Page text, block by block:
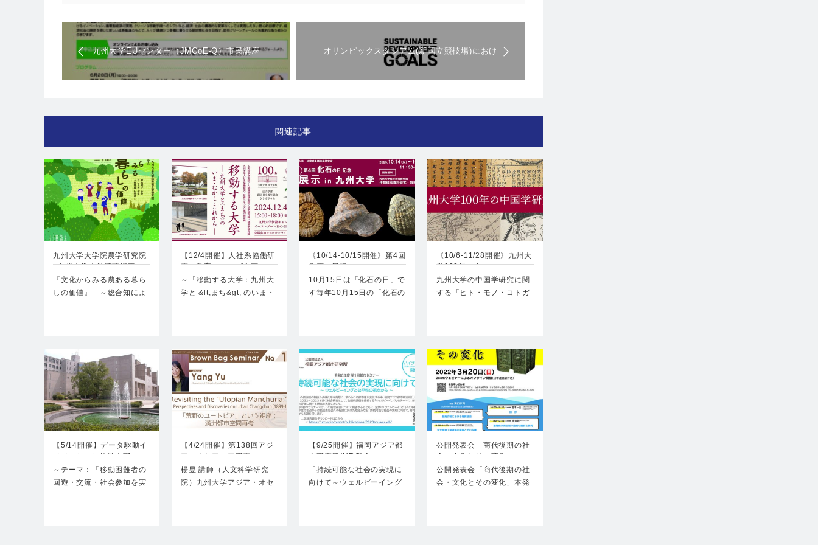
九州大学EUセンター（JMCoE-Q）市民講座
オリンピックスタジアム(新国立競技場)におけ
る自然風による風力換気現象の再現に成功
関連記事
九州大学大学院農学研究院
×九州大学大学院芸術工
学…
『文化からみる農ある暮ら
しの価値』 ～総合知によ
【12/4開催】人社系協働研
究・教育コモンズ企画…
～「移動する大学：九州大
学と &lt;まち&gt; のいま・
《10/14-10/15開催》第4回
化石の日記…
10月15日は「化石の日」で
す毎年10月15日の「化石の
《10/6-11/28開催》九州大
学100年の中…
九州大学の中国学研究に関
する「ヒト・モノ・コトガ
【5/14開催】データ駆動イ
ノベーション推進本部…
～テーマ：「移動困難者の
回遊・交流・社会参加を実
【4/24開催】第138回アジ
ア・オセアニア研究…
楊昱 講師（人文科学研究
院）九州大学アジア・オセ
【9/25開催】福岡アジア都
市研究所(URC)令…
「持続可能な社会の実現に
向けて～ウェルビーイング
公開発表会「商代後期の社
会・文化とその変化」
公開発表会「商代後期の社
会・文化とその変化」本発